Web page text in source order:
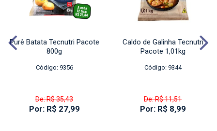
Purê Batata Tecnutri Pacote
800g
Código: 9356
De: R$ 35,43
Por: R$ 27,99
Caldo de Galinha Tecnutri
Pacote 1,01kg
Código: 9344
De: R$ 11,51
Por: R$ 8,99